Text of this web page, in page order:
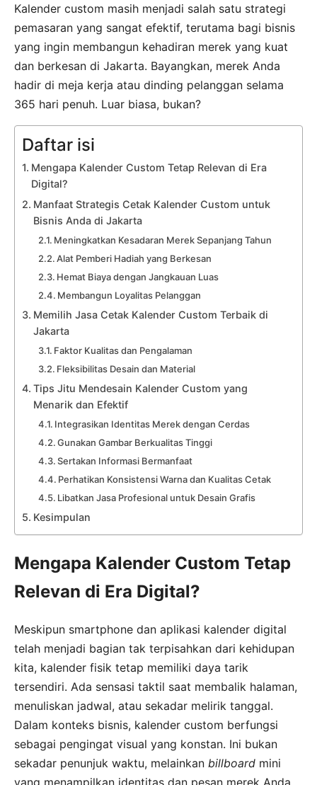
Kalender custom masih menjadi salah satu strategi
pemasaran yang sangat efektif, terutama bagi bisnis
yang ingin membangun kehadiran merek yang kuat
dan berkesan di Jakarta. Bayangkan, merek Anda
hadir di meja kerja atau dinding pelanggan selama
365 hari penuh. Luar biasa, bukan?
Daftar isi
Mengapa Kalender Custom Tetap Relevan di Era
Digital?
Manfaat Strategis Cetak Kalender Custom untuk
Bisnis Anda di Jakarta
Meningkatkan Kesadaran Merek Sepanjang Tahun
Alat Pemberi Hadiah yang Berkesan
Hemat Biaya dengan Jangkauan Luas
Membangun Loyalitas Pelanggan
Memilih Jasa Cetak Kalender Custom Terbaik di
Jakarta
Faktor Kualitas dan Pengalaman
Fleksibilitas Desain dan Material
Tips Jitu Mendesain Kalender Custom yang
Menarik dan Efektif
Integrasikan Identitas Merek dengan Cerdas
Gunakan Gambar Berkualitas Tinggi
Sertakan Informasi Bermanfaat
Perhatikan Konsistensi Warna dan Kualitas Cetak
Libatkan Jasa Profesional untuk Desain Grafis
Kesimpulan
Mengapa Kalender Custom Tetap
Relevan di Era Digital?
Meskipun smartphone dan aplikasi kalender digital
telah menjadi bagian tak terpisahkan dari kehidupan
kita, kalender fisik tetap memiliki daya tarik
tersendiri. Ada sensasi taktil saat membalik halaman,
menuliskan jadwal, atau sekadar melirik tanggal.
Dalam konteks bisnis, kalender custom berfungsi
sebagai pengingat visual yang konstan. Ini bukan
sekadar penunjuk waktu, melainkan billboard mini
yang menampilkan identitas dan pesan merek Anda